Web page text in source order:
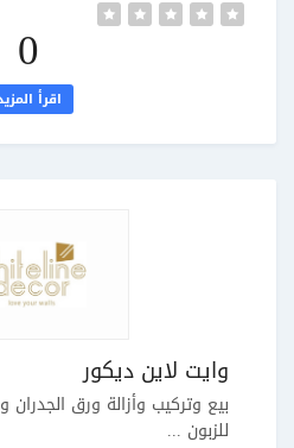
0
اقرأ
وايت لاين ديكور
بيع وتركيب وأزالة ورق
للزبون ...